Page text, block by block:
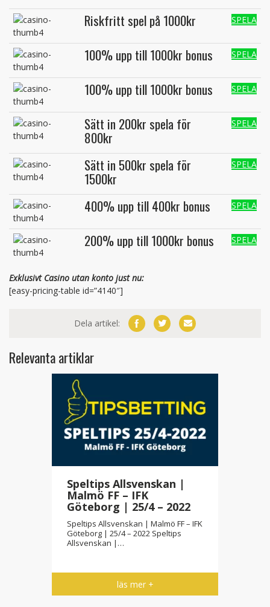
Riskfritt spel på 1000kr SPELA
100% upp till 1000kr bonus SPELA
100% upp till 1000kr bonus SPELA
Sätt in 200kr spela för
800kr
SPELA
Sätt in 500kr spela för
1500kr
SPELA
400% upp till 400kr bonus SPELA
200% upp till 1000kr bonus SPELA
Exklusivt Casino utan konto just nu:
[easy-pricing-table id=”4140″]
Dela artikel:
Relevanta artiklar
Speltips Allsvenskan |
Malmö FF – IFK
Göteborg | 25/4 – 2022
Speltips Allsvenskan | Malmö FF – IFK
Göteborg | 25/4 – 2022 Speltips
Allsvenskan |…
läs mer +